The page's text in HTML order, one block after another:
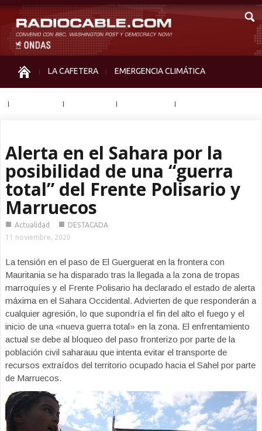
LA CAFETERA EMERGENCIA CLIMÁTICA
Alerta en el Sahara por la
posibilidad de una “guerra
total” del Frente Polisario y
Marruecos
■ Actualidad ■ DESTACADA
11 noviembre, 2020
La tensión en el paso de El Guerguerat en la frontera con
Mauritania se ha disparado tras la llegada a la zona de tropas
marroquíes y el Frente Polisario ha declarado el estado de alerta
máxima en el Sahara Occidental. Advierten de que responderán a
cualquier agresión, lo que supondría el fin del alto el fuego y el
inicio de una «nueva guerra total» en la zona. El enfrentamiento
actual se debe al bloqueo del paso fronterizo por parte de la
población civil saharauu que intenta evitar el transporte de
recursos extraídos del territorio ocupado hacia el Sahel por parte
de Marruecos.